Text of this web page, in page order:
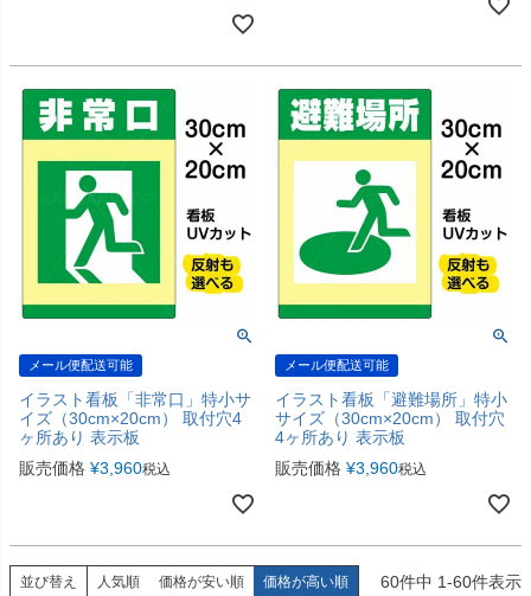
メール便配送可能
イラスト看板「非常口」特小サ
イズ（30cm×20cm） 取付穴4
ヶ所あり 表示板
販売価格 ¥3,960税込
メール便配送可能
イラスト看板「避難場所」特小
サイズ（30cm×20cm） 取付穴
4ヶ所あり 表示板
販売価格 ¥3,960税込
並び替え 人気順 価格が安い順 価格が高い順 60件中 1-60件表示